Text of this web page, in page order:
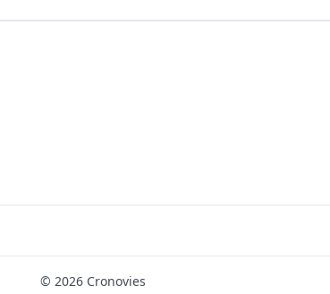
© 2026 Cronovies